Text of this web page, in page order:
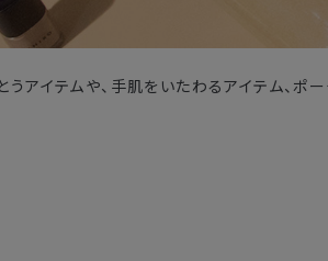
うアイテムや、手肌をいたわるアイテム、